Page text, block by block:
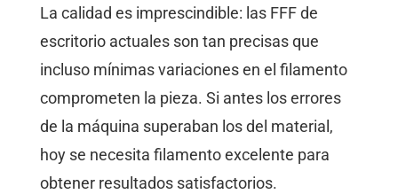
La calidad es imprescindible: las FFF de
escritorio actuales son tan precisas que
incluso mínimas variaciones en el filamento
comprometen la pieza. Si antes los errores
de la máquina superaban los del material,
hoy se necesita filamento excelente para
obtener resultados satisfactorios.